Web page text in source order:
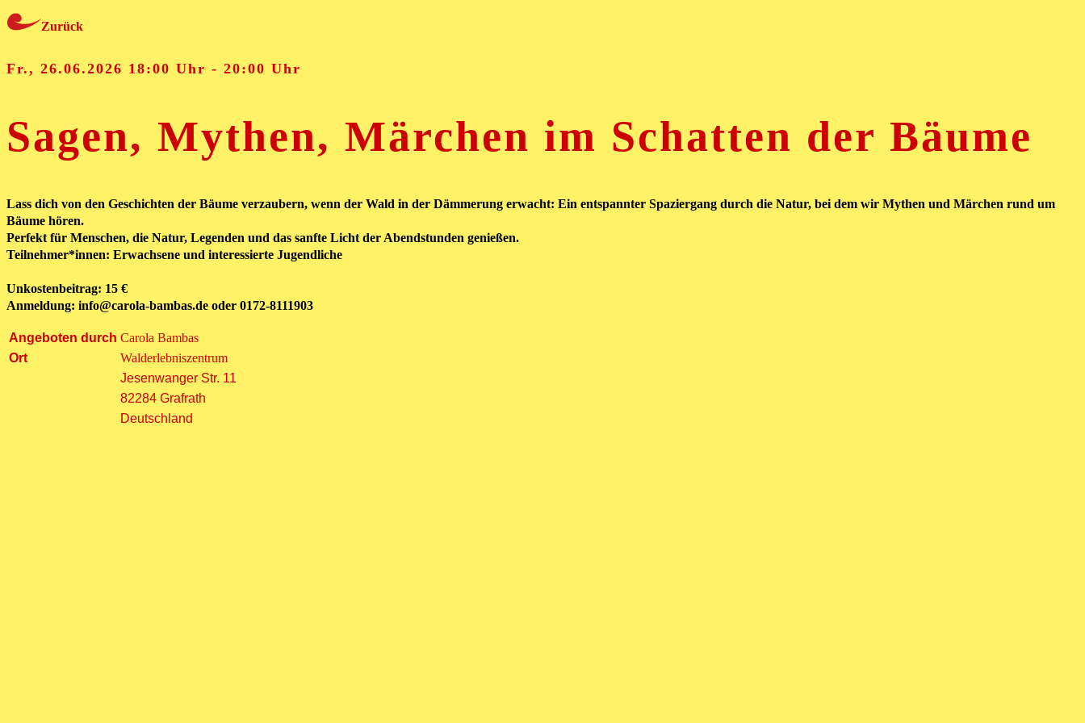
Zurück
Fr., 26.06.2026 18:00 Uhr - 20:00 Uhr
Sagen, Mythen, Märchen im Schatten der Bäume
Lass dich von den Geschichten der Bäume verzaubern, wenn der Wald in der Dämmerung erwacht: Ein entspannter Spaziergang durch die Natur, bei dem wir Mythen und Märchen rund um
Bäume hören.
Perfekt für Menschen, die Natur, Legenden und das sanfte Licht der Abendstunden genießen.
Teilnehmer*innen: Erwachsene und interessierte Jugendliche
Unkostenbeitrag: 15 €
Anmeldung: info@carola-bambas.de oder 0172-8111903
Angeboten durch Carola Bambas
Ort
Walderlebniszentrum
Jesenwanger Str. 11
82284 Grafrath
Deutschland